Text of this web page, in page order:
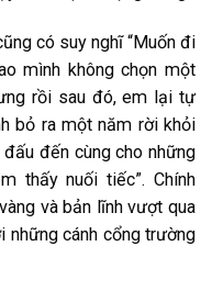
có suy nghĩ “Muốn đi
mình không chọn một
rồi sau đó, em lại tự
bỏ ra một năm rời khỏi
đến cùng cho những
thấy nuối tiếc”. Chính
và bản lĩnh vượt qua
những cánh cổng trường